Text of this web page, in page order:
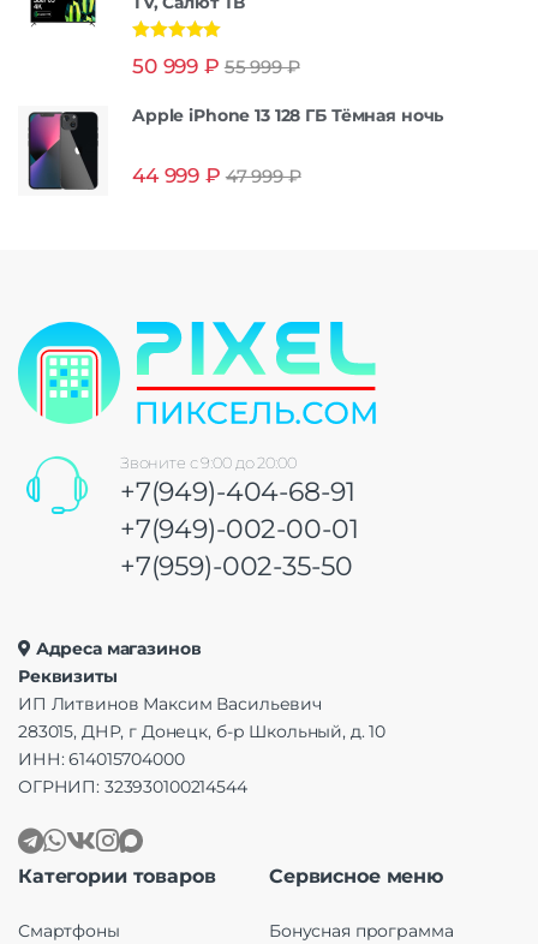
из 5
50 999 ₽ 55 999₽
Apple iPhone 13 128 ГБ Тёмная ночь
44 999 ₽ 47 999₽
Звоните с 9:00 до 20:00
+7(949)-404-68-91
+7(949)-002-00-01
+7(959)-002-35-50
Адреса магазинов
Реквизиты
ИП Литвинов Максим Васильевич
283015, ДНР, г Донецк, б-р Школьный, д. 10
ИНН: 614015704000
ОГРНИП: 323930100214544
Категории товаров
Смартфоны
Сервисное меню
Бонусная программа